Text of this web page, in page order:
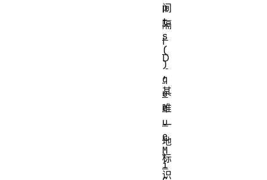
间
隔
I
D
，
其
唯
一
地
标
识
p
t
s
(
)
q
u
e
u
e
M
i